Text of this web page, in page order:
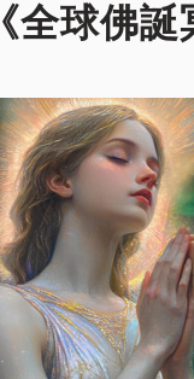
《全球佛